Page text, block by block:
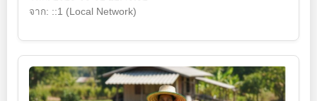
จาก: ::1 (Local Network)